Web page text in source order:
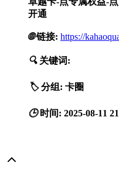
开通
🌐 链接: https://
🔍 关键词:
🏷️ 分组: 卡圈
🕒 时间: 2025-08-11